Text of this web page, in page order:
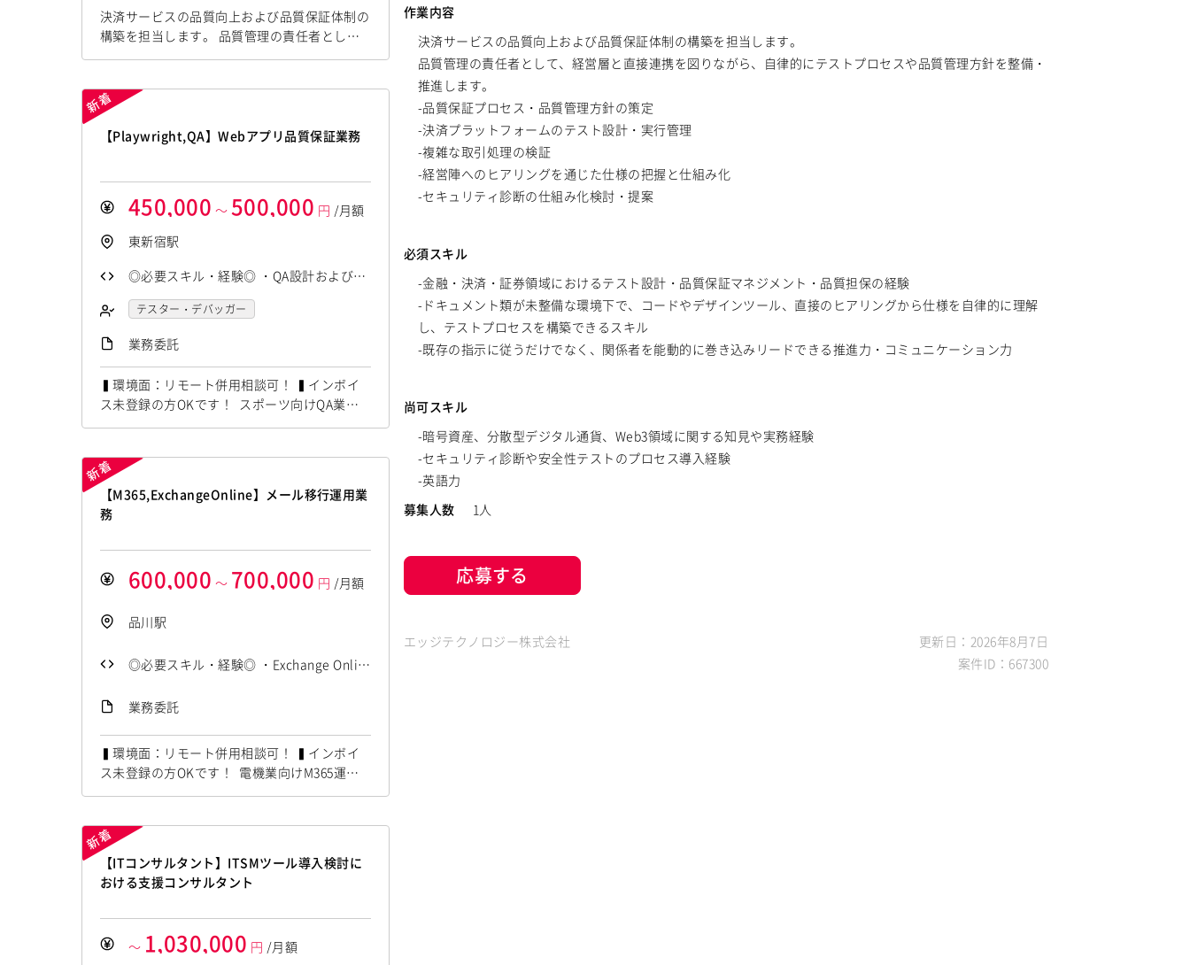
ストプロセスを構築できるスキル -既存の
指示に従うだけでなく、関係者を能動的
に巻き込みリードできる推進力・コミュ
ニケーション力
決済サービスの品質向上および品質保証体制の
構築を担当します。 品質管理の責任者とし
て、経営層と直接連携を図りながら、自律的に
ます。 -品質保証プロセス・品質管理方針の策
定 -決済プラットフォームのテスト設計・実行
管理 -複雑な取引処理の検証 -経営陣へのヒア
【Playwright,QA】Webアプリ品質保証業務
450,000 ～ 500,000 円 /月額
東新宿駅
◎必要スキル・経験◎ ・QA設計およびテ
スト経験5年以上 ・モバイルアプリテス
ト経験のある方 ・英語読み書き対応のあ
る方 ◎尚可・歓迎◎ オンサイト作業が
可能な方！ _ _ ――――――――――――
―――――――― ◎給与・報酬◎ 450,00
テスター・デバッガー
スマホアプリ開発（ネイティブ）
業務委託
▍環境面：リモート併用相談可！ ▍インボイ
ス未登録の方OKです！ スポーツ向けQA業務
にて Playwright,QAの経験者を募集していま
・スマホアプリのテスト実行 ・テスト結果レ
ポート作成 ・品質保証フローの改善推進 ・不
具合分析および改善支援 ～～～～～～～～～
～～～～～～～～～～～ 他お...
【M365,ExchangeOnline】メール移行運用業
務
600,000 ～ 700,000 円 /月額
品川駅
◎必要スキル・経験◎ ・Exchange Onlin
65問い合わせ対応経験 ・手順書やFAQ作
成経験 ・英語での業務対応経験のある方
◎尚可・歓迎◎ オンサイト作業が可能な
700,000円（税込） あくまでも...
業務委託
▍環境面：リモート併用相談可！ ▍インボイ
ス未登録の方OKです！ 電機業向けM365運用
業務にて M365,ExchangeOnlineの経験者を募
ine運用対応 ・メールデータ移行作業支援 ・
ユーザー問い合わせ対応 ・移行手順書やFAQ
作成 ・海外ユーザー調整対応 ～～～～～～
～～～～～～...
【ITコンサルタント】ITSMツール導入検討に
おける支援コンサルタント
～ 1,030,000 円 /月額
作業内容
決済サービスの品質向上および品質保証体制の構築を担当します。
品質管理の責任者として、経営層と直接連携を図りながら、自律的にテストプロセスや品質管理方針を整備・
推進します。
-品質保証プロセス・品質管理方針の策定
-決済プラットフォームのテスト設計・実行管理
-複雑な取引処理の検証
-経営陣へのヒアリングを通じた仕様の把握と仕組み化
-セキュリティ診断の仕組み化検討・提案
必須スキル
-金融・決済・証券領域におけるテスト設計・品質保証マネジメント・品質担保の経験
-ドキュメント類が未整備な環境下で、コードやデザインツール、直接のヒアリングから仕様を自律的に理解
し、テストプロセスを構築できるスキル
-既存の指示に従うだけでなく、関係者を能動的に巻き込みリードできる推進力・コミュニケーション力
尚可スキル
-暗号資産、分散型デジタル通貨、Web3領域に関する知見や実務経験
-セキュリティ診断や安全性テストのプロセス導入経験
-英語力
募集人数
1人
応募する
エッジテクノロジー株式会社
更新日：2026年8月7日
案件ID：667300